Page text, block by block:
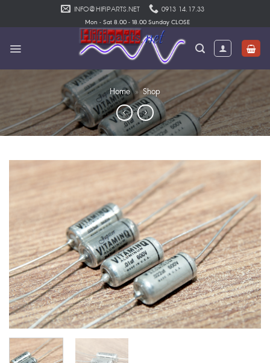
INFO@HIFIPARTS.NET 0913 14.17.33
Mon - Sat 8.00 - 18.00 Sunday CLOSE
Home » Shop